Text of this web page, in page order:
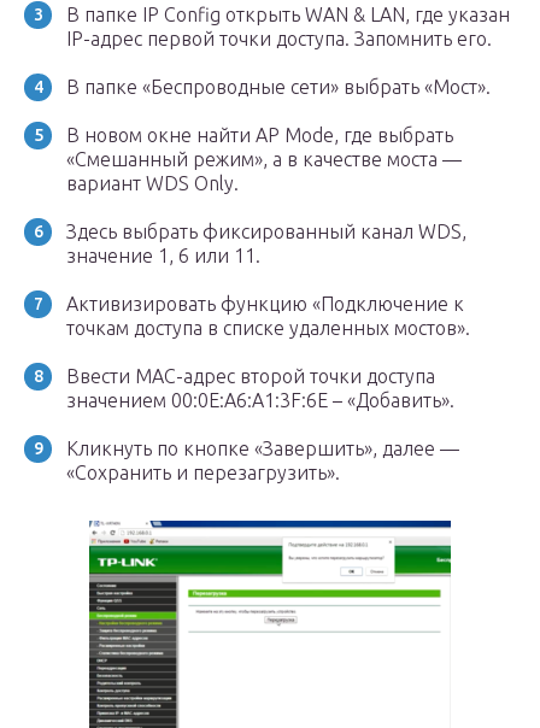
В папке IP Config открыть WAN & LAN, где указан
IP-адрес первой точки доступа. Запомнить его.
В папке «Беспроводные сети» выбрать «Мост».
В новом окне найти AP Mode, где выбрать
«Смешанный режим», а в качестве моста —
вариант WDS Only.
Здесь выбрать фиксированный канал WDS,
значение 1, 6 или 11.
Активизировать функцию «Подключение к
точкам доступа в списке удаленных мостов».
Ввести MAC-адрес второй точки доступа
значением 00:0E:A6:A1:3F:6E – «Добавить».
Кликнуть по кнопке «Завершить», далее —
«Сохранить и перезагрузить».